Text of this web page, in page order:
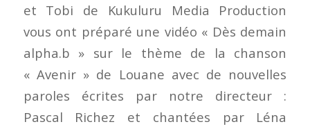
et Tobi de Kukuluru Media Production
vous ont préparé une vidéo « Dès demain
alpha.b » sur le thème de la chanson
« Avenir » de Louane avec de nouvelles
paroles écrites par notre directeur :
Pascal Richez et chantées par Léna